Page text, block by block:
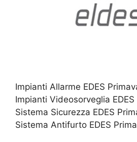
Impianti Allarme EDES
Impianti Videosorveglia
Sistema Sicurezza EDES
Sistema Antifurto EDES